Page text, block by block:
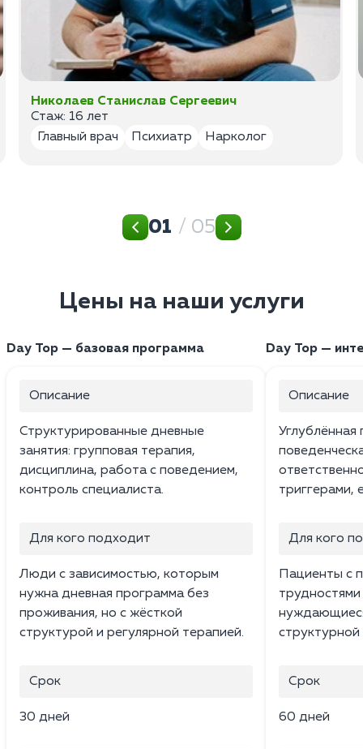
Николаев Станислав Сергеевич
Стаж: 16 лет
Главный врач
Психиатр Нарколог
01 / 05
Цены на наши услуги
Day Top — базовая программа
Описание
Структурированные дневные
занятия: групповая терапия,
дисциплина, работа с поведением,
контроль специалиста.
Для кого подходит
Люди с зависимостью, которым
нужна дневная программа без
проживания, но с жёсткой
структурой и регулярной терапией.
Срок
30 дней
Day Top —
Описание
Углублённая
триггерами,
Для кого
Пациенты с
Срок
60 дней